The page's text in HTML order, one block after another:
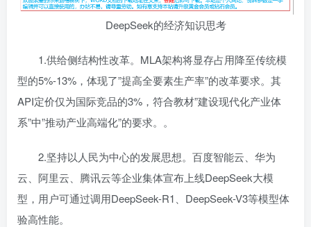
DeepSeek的经济知识思考
1.供给侧结构性改革。MLA架构将显存占用降至传统模
型的5%-13%，体现了”提高全要素生产率”的改革要求。其
API定价仅为国际竞品的3%，符合教材”建设现代化产业体
系”中”推动产业高端化”的要求。。
2.坚持以人民为中心的发展思想。百度智能云、华为
云、阿里云、腾讯云等企业集体宣布上线DeepSeek大模
型，用户可通过调用DeepSeek-R1、DeepSeek-V3等模型体
验高性能。